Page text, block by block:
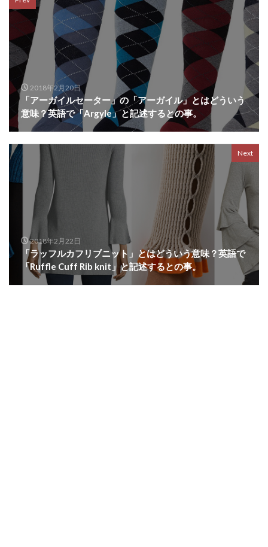
2018年2月20日
「アーガイルセーター」の「アーガイル」とはどういう
意味？英語で「Argyle」と記述するとの事。
Next
2018年2月22日
「ラッフルカフリブニット」とはどういう意味？英語で
「Ruffle Cuff Rib knit」と記述するとの事。